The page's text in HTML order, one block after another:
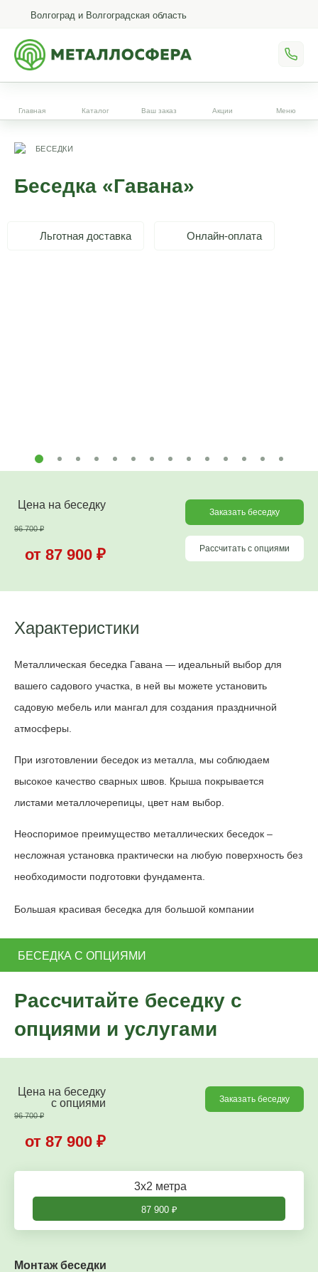
Волгоград и Волгоградская область
Главная Каталог Ваш заказ Акции Меню
БЕСЕДКИ
Беседка «Гавана»
Льготная доставка Онлайн-оплата
Цена на беседку
96 700₽
от 87 900 ₽
Заказать беседку
Рассчитать с опциями
Характеристики
Металлическая беседка Гавана — идеальный выбор для
вашего садового участка, в ней вы можете установить
садовую мебель или мангал для создания праздничной
атмосферы.
При изготовлении беседок из металла, мы соблюдаем
высокое качество сварных швов. Крыша покрывается
листами металлочерепицы, цвет нам выбор.
Неоспоримое преимущество металлических беседок –
несложная установка практически на любую поверхность без
необходимости подготовки фундамента.
Большая красивая беседка для большой компании
БЕСЕДКА С ОПЦИЯМИ
Рассчитайте беседку с
опциями и услугами
Цена на беседку
c опциями
96 700₽
от 87 900 ₽
Заказать беседку
3х2 метра
87 900₽
Монтаж беседки